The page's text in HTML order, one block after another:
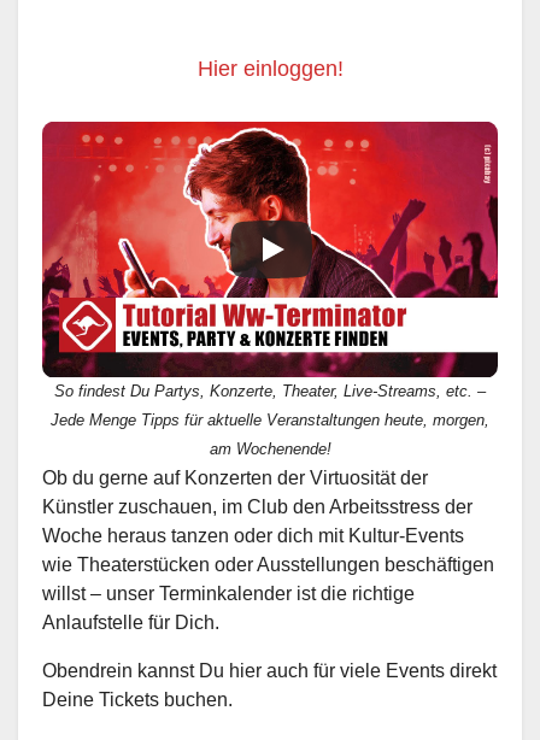
Hier einloggen!
So findest Du Partys, Konzerte, Theater, Live-Streams, etc. –
Jede Menge Tipps für aktuelle Veranstaltungen heute, morgen,
am Wochenende!
Ob du gerne auf Konzerten der Virtuosität der
Künstler zuschauen, im Club den Arbeitsstress der
Woche heraus tanzen oder dich mit Kultur-Events
wie Theaterstücken oder Ausstellungen beschäftigen
willst – unser Terminkalender ist die richtige
Anlaufstelle für Dich.
Obendrein kannst Du hier auch für viele Events direkt
Deine Tickets buchen.